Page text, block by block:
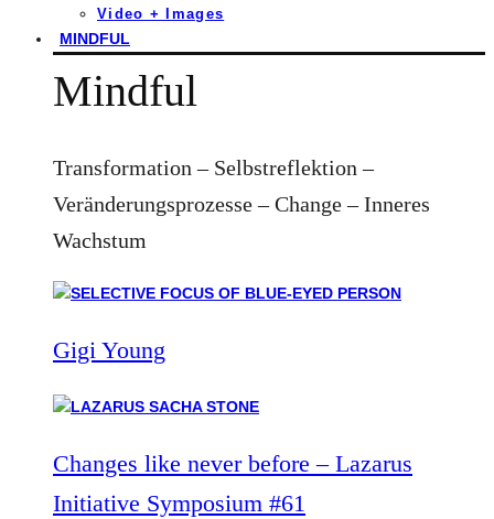
Video + Images
MINDFUL
Mindful
Transformation – Selbstreflektion –
Veränderungsprozesse – Change – Inneres
Wachstum
Gigi Young
Changes like never before – Lazarus
Initiative Symposium #61